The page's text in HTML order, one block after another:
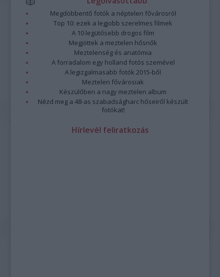
Megdöbbentő fotók a néptelen fővárosról
Top 10: ezek a legjobb szerelmes filmek
A 10 legütősebb drogos film
Megjöttek a meztelen hősnők
Meztelenség és anatómia
A forradalom egy holland fotós szemével
A legizgalmasabb fotók 2015-ből
Meztelen fővárosiak
Készülőben a nagy meztelen album
Nézd meg a 48-as szabadságharc hőseiről készült
fotókat!
Hírlevél feliratkozás